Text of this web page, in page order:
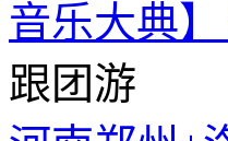
跟团游